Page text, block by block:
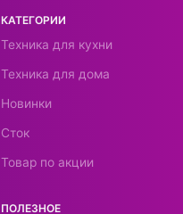
КАТЕГОРИИ
Техника для кухни
Техника для дома
Новинки
Сток
Товар по акции
ПОЛЕЗНОЕ